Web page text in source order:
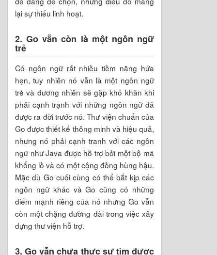
lại sự thiếu linh hoạt.
2. Go vẫn còn là một ngôn ngữ
trẻ
Có ngôn ngữ rất nhiều tiềm năng hứa
hẹn, tuy nhiên nó vẫn là một ngôn ngữ
trẻ và đương nhiên sẽ gặp khó khăn khi
phải cạnh trạnh với những ngôn ngữ đã
được ra đời trước nó. Thư viện chuẩn của
Go được thiết kế thông minh và hiệu quả,
nhưng nó phải cạnh tranh với các ngôn
ngữ như Java được hỗ trợ bởi một bộ mã
khổng lồ và có một cộng đồng hùng hậu.
Mặc dù Go cuối cùng có thể bắt kịp các
ngôn ngữ khác và Go cũng có những
điểm mạnh riêng của nó nhưng Go vẫn
còn một chặng đường dài trong việc xây
dựng thư viện hỗ trợ.
3. Go vẫn chưa thực sự tìm được